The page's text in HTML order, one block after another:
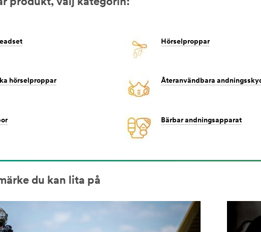
produkt, välj kategorin:
Hörselproppar
hörselproppar Återanvändbara
Bärbar andningsapparat
du kan lita på